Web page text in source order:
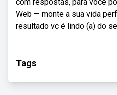
com respostas, para você
Web — monte a sua vida
resultado vc é lindo (a) do
Tags